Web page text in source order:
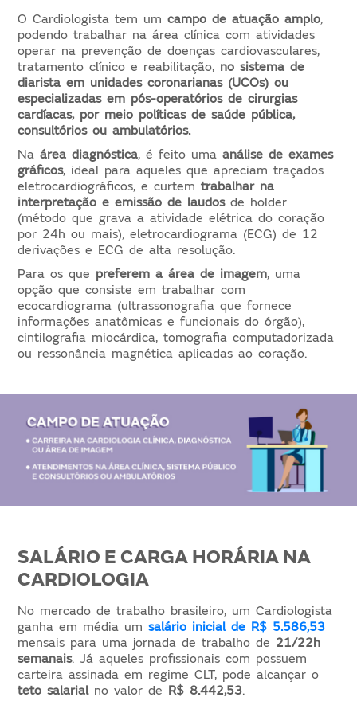
O Cardiologista tem umcampo de atuação amplo,
podendo trabalhar na área clínica com atividades
operar na prevenção de doenças cardiovasculares,
tratamento clínico e reabilitação, no sistema de
diarista em unidades coronarianas (UCOs) ou
especializadas em pós-operatórios de cirurgias
cardíacas, por meio políticas de saúde pública,
consultórios ou ambulatórios.
Naárea diagnóstica, é feito umaanálise de exames
gráficos, ideal para aqueles que apreciam traçados
eletrocardiográficos, e curtemtrabalhar na
interpretação e emissão de laudosde holder
(método que grava a atividade elétrica do coração
por 24h ou mais), eletrocardiograma (ECG) de 12
derivações e ECG de alta resolução.
Para os que preferem a área de imagem, uma
opção que consiste em trabalhar com
ecocardiograma (ultrassonografia que fornece
informações anatômicas e funcionais do órgão),
cintilografia miocárdica, tomografia computadorizada
ou ressonância magnética aplicadas ao coração.
SALÁRIO E CARGA HORÁRIA NA
CARDIOLOGIA
No mercado de trabalho brasileiro, um Cardiologista
ganha em média umsalário inicial de R$ 5.586,53
mensais para uma jornada de trabalho de 21/22h
semanais. Já aqueles profissionais com possuem
carteira assinada em regime CLT, pode alcançar o
teto salarialno valor de R$ 8.442,53.